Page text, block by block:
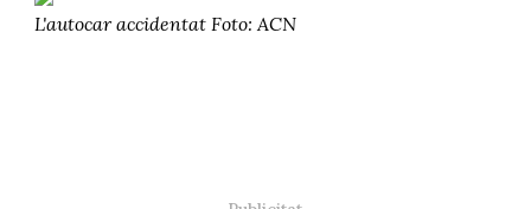
L'autocar accidentat Foto: ACN